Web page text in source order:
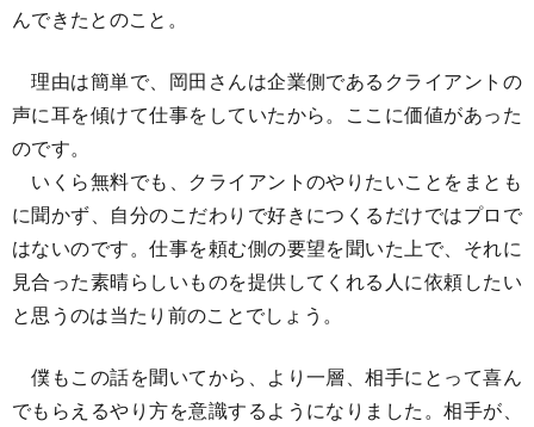
んできたとのこと。
理由は簡単で、岡田さんは企業側であるクライアントの
声に耳を傾けて仕事をしていたから。ここに価値があった
のです。
いくら無料でも、クライアントのやりたいことをまとも
に聞かず、自分のこだわりで好きにつくるだけではプロで
はないのです。仕事を頼む側の要望を聞いた上で、それに
見合った素晴らしいものを提供してくれる人に依頼したい
と思うのは当たり前のことでしょう。
僕もこの話を聞いてから、より一層、相手にとって喜ん
でもらえるやり方を意識するようになりました。相手が、